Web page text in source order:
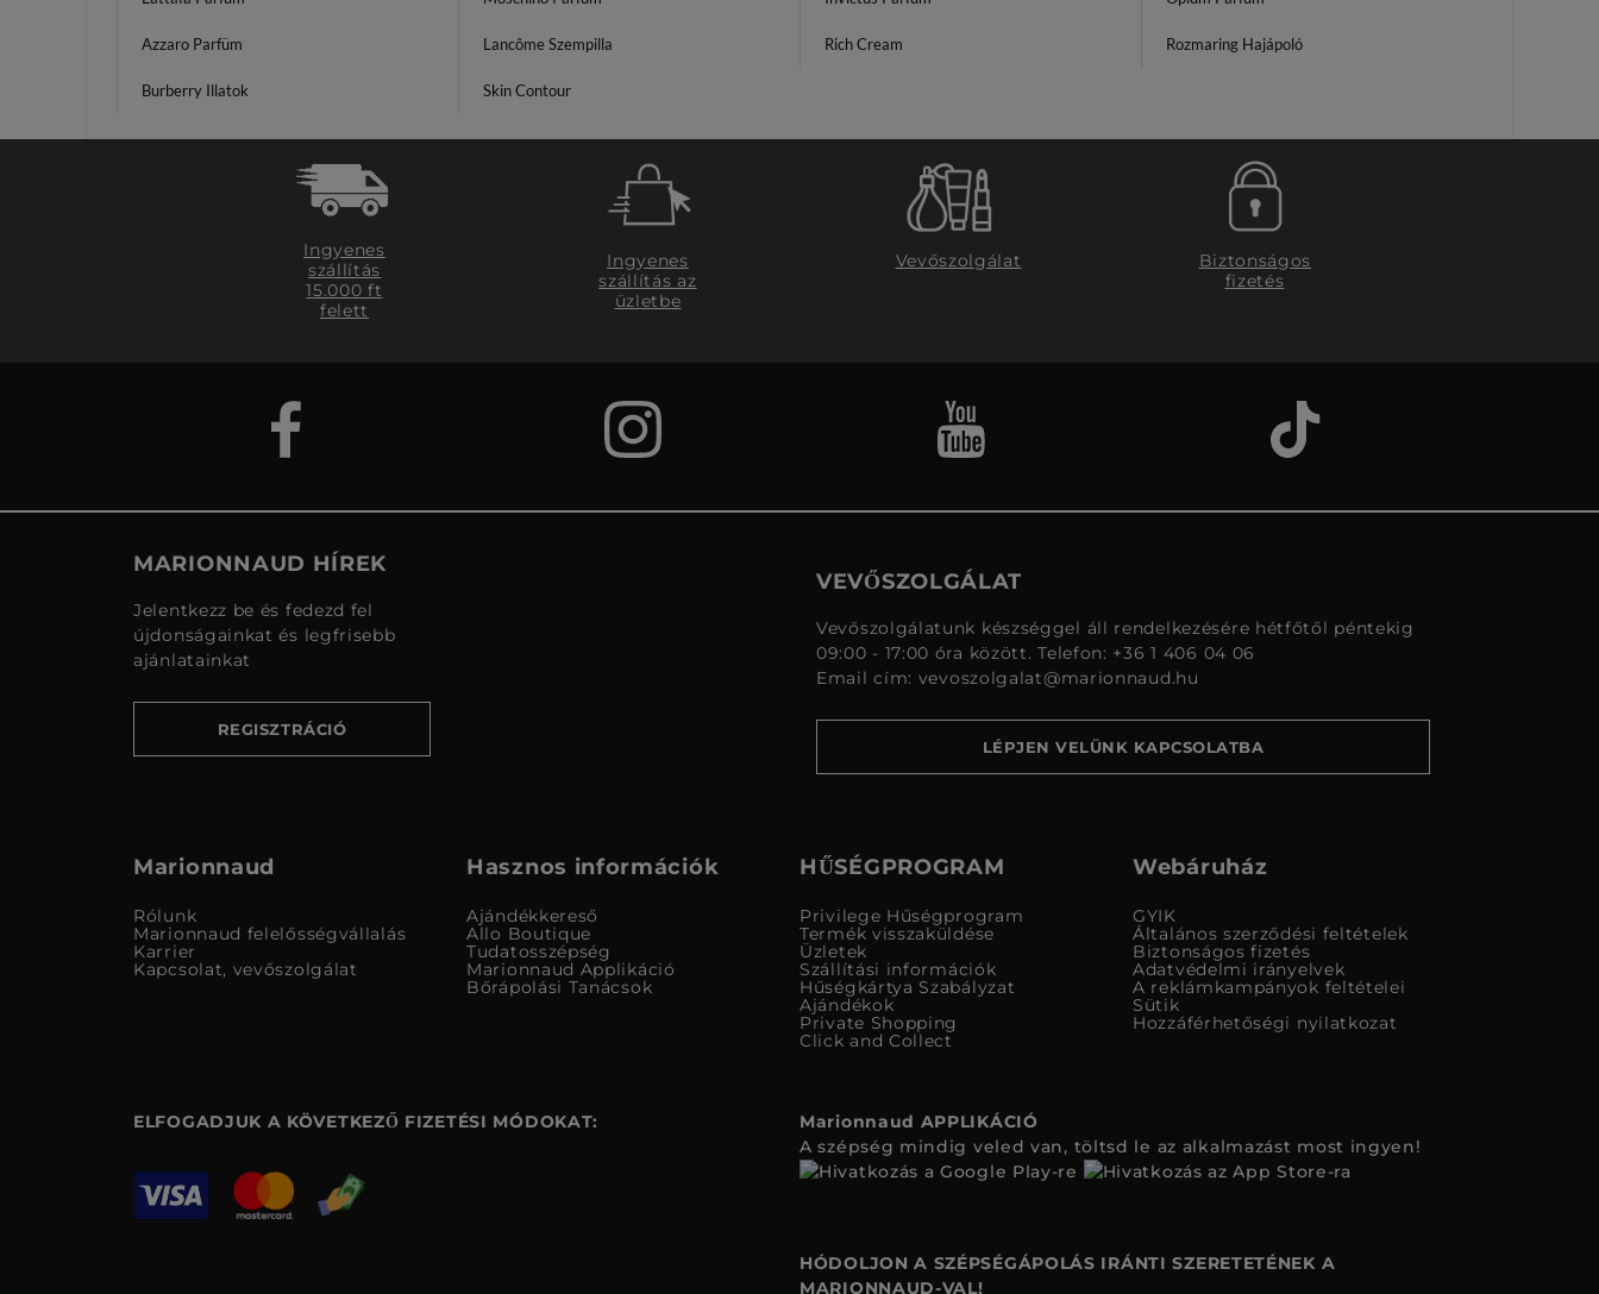
Azzaro Parfüm Lancôme Szempilla Rich Cream Rozmaring Hajápoló
Burberry Illatok Skin Contour
Ingyenes
szállítás
15.000 ft
felett
Ingyenes
szállítás az
üzletbe
Vevőszolgálat
Biztonságos
fizetés
MARIONNAUD HÍREK
Jelentkezz be és fedezd fel
újdonságainkat és legfrisebb
ajánlatainkat
REGISZTRÁCIÓ
VEVŐSZOLGÁLAT
Vevőszolgálatunk készséggel áll rendelkezésére hétfőtől péntekig
09:00 - 17:00 óra között. Telefon: +36 1 406 04 06
Email cím: vevoszolgalat@marionnaud.hu
LÉPJEN VELÜNK KAPCSOLATBA
Marionnaud
Rólunk
Marionnaud felelősségvállalás
Karrier
Kapcsolat, vevőszolgálat
Hasznos információk
Ajándékkereső
Allo Boutique
Tudatosszépség
Marionnaud Applikáció
Bőrápolási Tanácsok
HŰSÉGPROGRAM
Privilege Hűségprogram
Termék visszaküldése
Üzletek
Szállítási információk
Hűségkártya Szabályzat
Ajándékok
Private Shopping
Click and Collect
Webáruház
GYIK
Általános szerződési feltételek
Biztonságos fizetés
Adatvédelmi irányelvek
A reklámkampányok feltételei
Sütik
Hozzáférhetőségi nyilatkozat
ELFOGADJUK A KÖVETKEZŐ FIZETÉSI MÓDOKAT:
Marionnaud APPLIKÁCIÓ
A szépség mindig veled van, töltsd le az alkalmazást most ingyen!
HÓDOLJON A SZÉPSÉGÁPOLÁS IRÁNTI SZERETETÉNEK A
MARIONNAUD-VAL!